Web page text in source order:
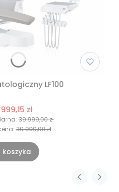
LF100
zł
39 999,00 zł
39 999,00 zł
koszyka